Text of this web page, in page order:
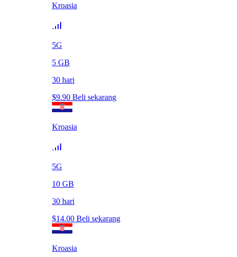
Kroasia
5G
5 GB
30 hari
$9.90 Beli sekarang
Kroasia
5G
10 GB
30 hari
$14.00 Beli sekarang
Kroasia